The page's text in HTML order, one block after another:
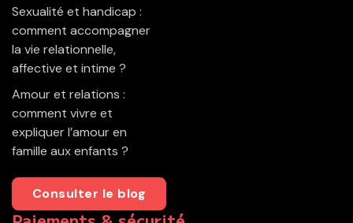
Sexualité et handicap :
comment accompagner
la vie relationnelle,
affective et intime ?
Amour et relations :
comment vivre et
expliquer l’amour en
famille aux enfants ?
Consulter le blog